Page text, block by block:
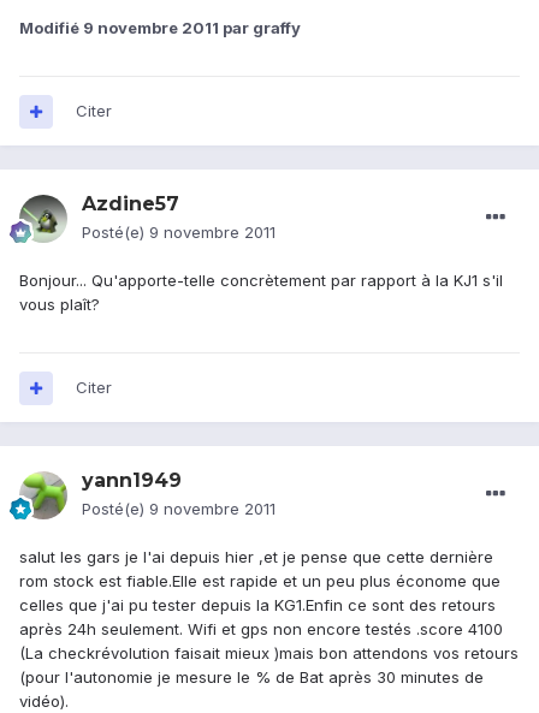
Modifié 9 novembre 2011 par graffy
Citer
Azdine57
Posté(e) 9 novembre 2011
Bonjour... Qu'apporte-telle concrètement par rapport à la KJ1 s'il
vous plaît?
Citer
yann1949
Posté(e) 9 novembre 2011
salut les gars je l'ai depuis hier ,et je pense que cette dernière
rom stock est fiable.Elle est rapide et un peu plus économe que
celles que j'ai pu tester depuis la KG1.Enfin ce sont des retours
après 24h seulement. Wifi et gps non encore testés .score 4100
(La checkrévolution faisait mieux )mais bon attendons vos retours
(pour l'autonomie je mesure le % de Bat après 30 minutes de
vidéo).